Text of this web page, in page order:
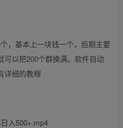
，基本上一块钱一个，后期主要
可以把200个群换满。软件自动
详细的教程
入500+.mp4